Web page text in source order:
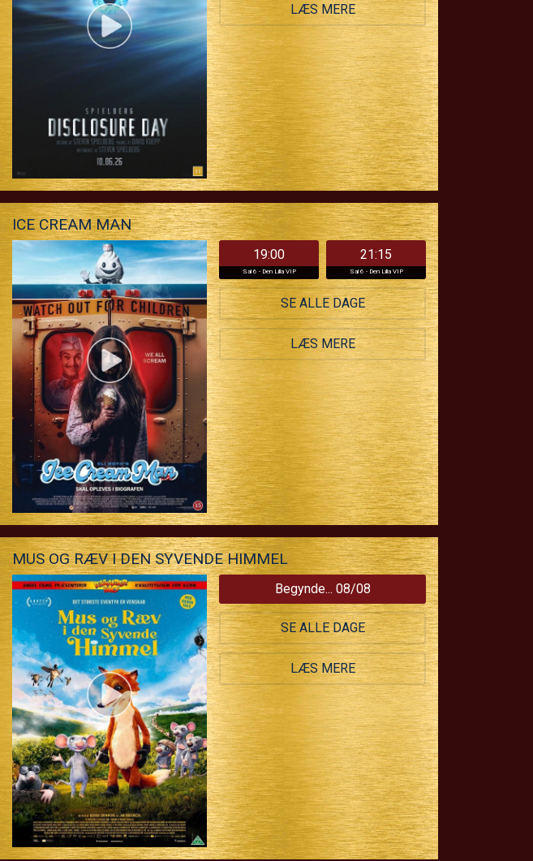
LÆS MERE
ICE CREAM MAN
Sal 6 - Den Lilla VIP
19:00
Sal 6 - Den Lilla VIP
21:15
SE ALLE DAGE
LÆS MERE
MUS OG RÆV I DEN SYVENDE HIMMEL
Begynde... 08/08
SE ALLE DAGE
LÆS MERE